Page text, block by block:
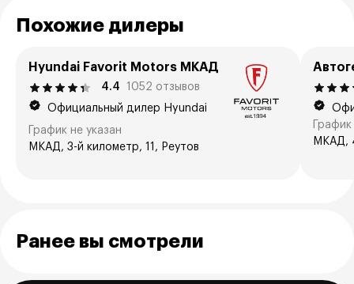
Похожие дилеры
Hyundai Favorit Motors МКАД
4.4
1052 отзывов
Официальный дилер Hyundai
График не указан
МКАД, 3-й километр, 11, Реутов
МКАД,
Ранее вы смотрели